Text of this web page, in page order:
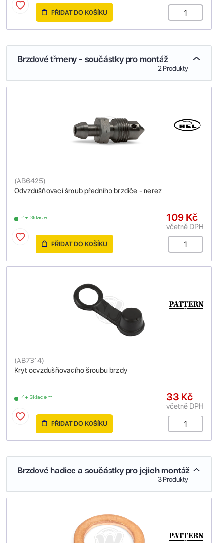
PŘIDAT DO KOŠÍKU
Brzdové třmeny - součástky pro montáž
2 Produkty
Odvzdušňovací šroub předního brzdiče - nerez
(AB6425)
4+ Skladem 109 Kč
včetně DPH
PŘIDAT DO KOŠÍKU
Kryt odvzdušňovacího šroubu brzdy
(AB7314)
4+ Skladem 33 Kč
včetně DPH
PŘIDAT DO KOŠÍKU
Brzdové hadice a součástky pro jejich montáž
3 Produkty